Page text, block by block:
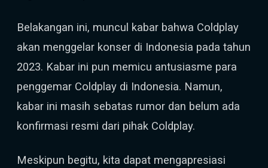
Belakangan ini, muncul kabar bahwa Coldplay
akan menggelar konser di Indonesia pada tahun
2023. Kabar ini pun memicu antusiasme para
penggemar Coldplay di Indonesia. Namun,
kabar ini masih sebatas rumor dan belum ada
konfirmasi resmi dari pihak Coldplay.
Meskipun begitu, kita dapat mengapresiasi